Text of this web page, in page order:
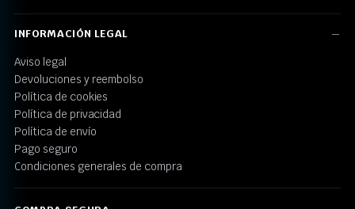
INFORMACIÓN LEGAL
Aviso legal
Devoluciones y reembolso
Política de cookies
Política de privacidad
Política de envío
Pago seguro
Condiciones generales de compra